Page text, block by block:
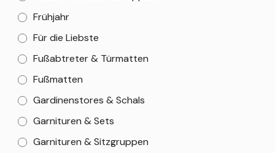
Frühjahr
Für die Liebste
Fußabtreter & Türmatten
Fußmatten
Gardinenstores & Schals
Garnituren & Sets
Garnituren & Sitzgruppen